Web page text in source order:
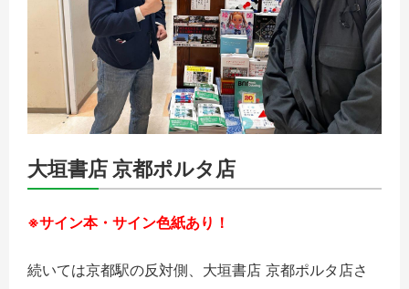
大垣書店 京都ポルタ店
※サイン本・サイン色紙あり！
続いては京都駅の反対側、大垣書店 京都ポルタ店さ